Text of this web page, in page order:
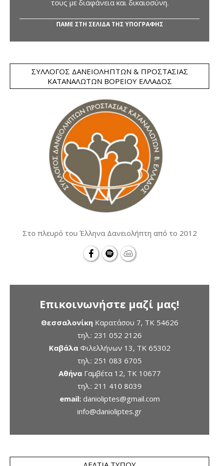
τους με διαφάνεια και δικαιοσύνη.
ΠΑΜΕ ΣΤΗ ΣΕΛΙΔΑ ΤΗΣ ΥΠΟΓΡΑΦΗΣ
ΣΎΛΛΟΓΟΣ ΔΑΝΕΙΟΛΗΠΤΏΝ & ΠΡΟΣΤΑΣΊΑΣ
ΚΑΤΑΝΑΛΩΤΏΝ ΒΟΡΕΊΟΥ ΕΛΛΆΔΟΣ
Στο πλευρό του Έλληνα Δανειολήπτη από το 2012
Επικοινωνήστε μαζί μας!
ΘεσσαλονίκηΚαρατάσου 7, TK 54626
τηλ.: 231 052 2126
ΚαβάλαΦιλελλήνων 13, ΤΚ 65302
τηλ.: 251 083 6705
ΑθήναΓαμβέτα 12, ΤΚ 10677
τηλ.: 211 410 8039
email: danioliptes@gmail.com
info@danioliptes.gr